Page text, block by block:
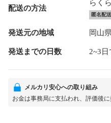
配送の方法
らく
匿名配送
発送元の地域 岡山県
発送までの日数 2~3日
メルカリ安心への取り組み
お金は事務局に支払われ、評価後